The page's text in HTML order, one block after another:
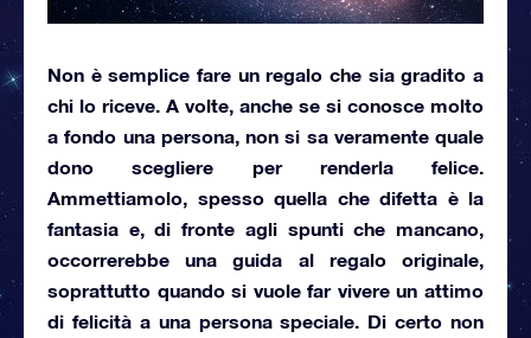
Non è semplice fare un regalo che sia gradito a
chi lo riceve. A volte, anche se si conosce molto
a fondo una persona, non si sa veramente quale
dono scegliere per renderla felice.
Ammettiamolo, spesso quella che difetta è la
fantasia e, di fronte agli spunti che mancano,
occorrerebbe unaguida al regalo originale,
soprattutto quando si vuole far vivere un attimo
di felicità a una persona speciale. Di certo non